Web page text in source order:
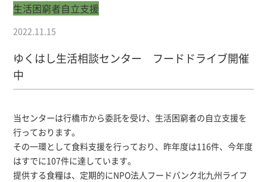
生活困窮者自立支援
2022.11.15
ゆくはし生活相談センター フードドライブ開催
中
当センターは行橋市から委託を受け、生活困窮者の自立支援を
行っております。
その一環として食料支援を行っており、昨年度は116件、今年度
はすでに107件に達しています。
提供する食糧は、定期的にNPO法人フードバンク北九州ライフ